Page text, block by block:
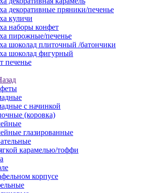
декоративные пряники/печенье
куличи
наборы конфет
пирожные/печенье
шоколад плиточный /батончики
шоколад фигурный
печенье
с начинкой
(коровка)
глазированные
карамелью/тоффи
корпусе